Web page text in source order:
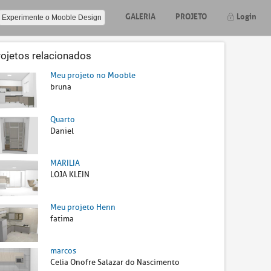
Experimente o Mooble Design GALERIA PROJETO Login
relacionados
Meu projeto no Mooble
bruna
Quarto
Daniel
MARILIA
LOJA KLEIN
Meu projeto Henn
fatima
marcos
Celia Onofre Salazar do Nascimento